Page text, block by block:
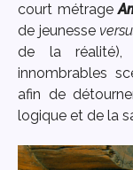
court métrage
de jeunesse
de la
innombrables
afin de
logique et de la